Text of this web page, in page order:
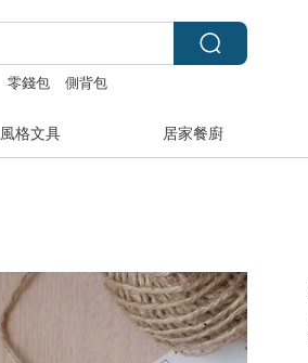
零錢包 側背包
風格文具 居家餐廚